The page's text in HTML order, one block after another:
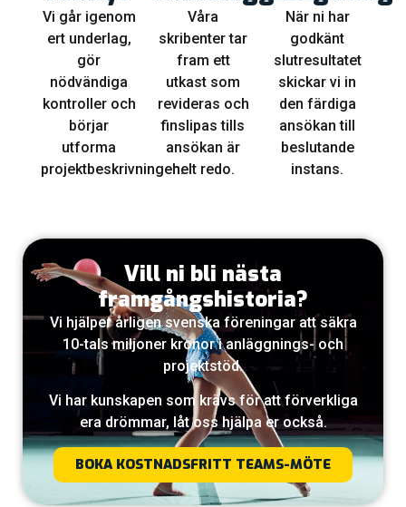
Vi går igenom
ert underlag,
gör
nödvändiga
kontroller och
börjar
utforma
projektbeskrivningen.
Våra
skribenter tar
fram ett
utkast som
revideras och
finslipas tills
ansökan är
helt redo.
När ni har
godkänt
slutresultatet
skickar vi in
den färdiga
ansökan till
beslutande
instans.
Vill ni bli nästa
framgångshistoria?
Vi hjälper årligen svenska föreningar att säkra
10-tals miljoner kronor i anläggnings- och
projektstöd.
Vi har kunskapen som krävs för att förverkliga
era drömmar, låt oss hjälpa er också.
BOKA KOSTNADSFRITT TEAMS-MÖTE